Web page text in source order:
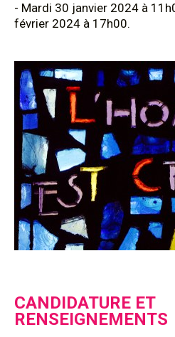
- Mardi 30 janvier 2024 à
février 2024 à 17h00.
CANDIDATURE ET
RENSEIGNEMENTS